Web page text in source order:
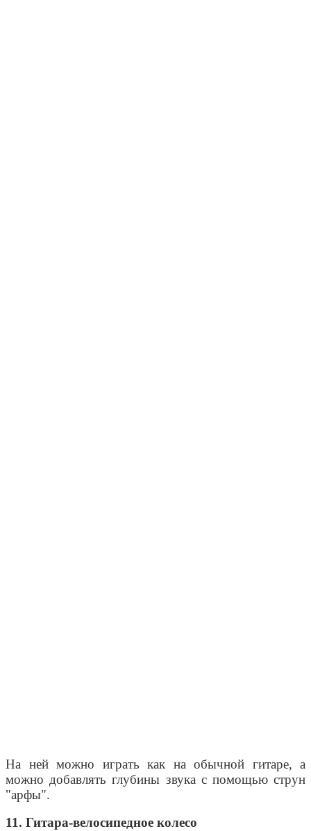
На ней можно играть как на обычной гитаре, а
можно добавлять глубины звука с помощью струн
"арфы".
11. Гитара-велосипедное колесо